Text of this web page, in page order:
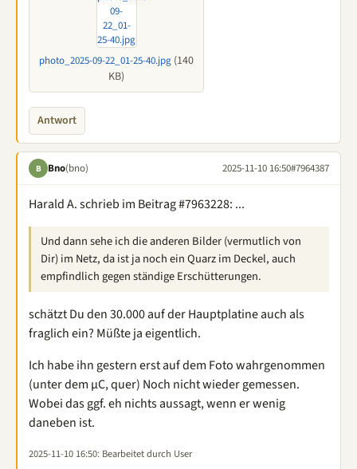
photo_2025-09-22_01-25-40.jpg (140
KB)
Antwort
B Bno(bno) 2025-11-10 16:50#7964387
Harald A. schrieb im Beitrag #7963228: ...
Und dann sehe ich die anderen Bilder (vermutlich von
Dir) im Netz, da ist ja noch ein Quarz im Deckel, auch
empfindlich gegen ständige Erschütterungen.
schätzt Du den 30.000 auf der Hauptplatine auch als
fraglich ein? Müßte ja eigentlich.
Ich habe ihn gestern erst auf dem Foto wahrgenommen
(unter dem µC, quer) Noch nicht wieder gemessen.
Wobei das ggf. eh nichts aussagt, wenn er wenig
daneben ist.
2025-11-10 16:50: Bearbeitet durch User